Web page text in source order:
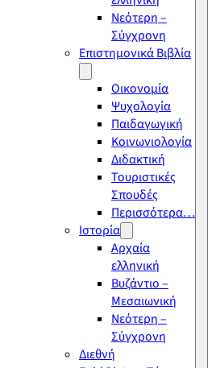
Νεότερη –
Σύγχρονη
Επιστημονικά Βιβλία
Οικονομία
Ψυχολογία
Παιδαγωγική
Κοινωνιολογία
Διδακτική
Τουριστικές
Σπουδές
Περισσότερα…
Ιστορία
Αρχαία
ελληνική
Βυζάντιο –
Μεσαιωνική
Νεότερη –
Σύγχρονη
Διεθνή